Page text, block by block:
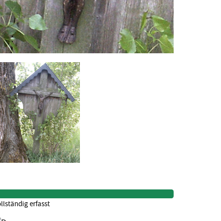
erfasst